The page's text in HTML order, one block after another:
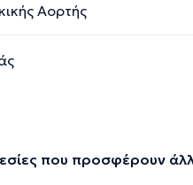
Αορτής
που προσφέρουν